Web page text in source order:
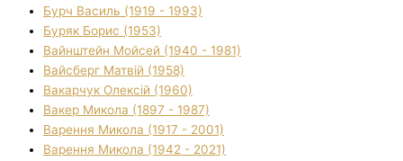
Бурч Василь (1919 - 1993)
Буряк Борис (1953)
Вайнштейн Мойсей (1940 - 1981)
Вайсберг Матвій (1958)
Вакарчук Олексій (1960)
Вакер Микола (1897 - 1987)
Варення Микола (1917 - 2001)
Варення Микола (1942 - 2021)